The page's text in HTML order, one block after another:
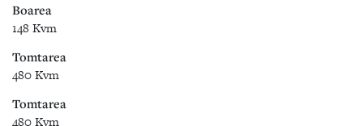
Boarea
148 Kvm
Tomtarea
480 Kvm
Tomtarea
480 Kvm